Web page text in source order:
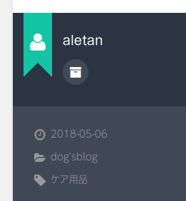
aletan
2018-05-06
dog'sblog
ケア用品